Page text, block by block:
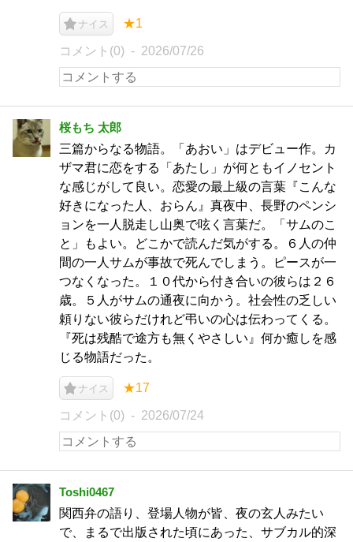
ナイス ★1
コメント(0) 2026/07/26
桜もち 太郎
三篇からなる物語。「あおい」はデビュー作。カ
ザマ君に恋をする「あたし」が何ともイノセント
な感じがして良い。恋愛の最上級の言葉『こんな
好きになった人、おらん』真夜中、長野のペンシ
ョンを一人脱走し山奥で呟く言葉だ。「サムのこ
と」もよい。どこかで読んだ気がする。６人の仲
間の一人サムが事故で死んでしまう。ピースが一
つなくなった。１０代から付き合いの彼らは２６
歳。５人がサムの通夜に向かう。社会性の乏しい
頼りない彼らだけれど弔いの心は伝わってくる。
『死は残酷で途方も無くやさしい』何か癒しを感
じる物語だった。
ナイス ★17
コメント(0) 2026/07/24
Toshi0467
関西弁の語り、登場人物が皆、夜の玄人みたい
で、まるで出版された頃にあった、サブカル的深